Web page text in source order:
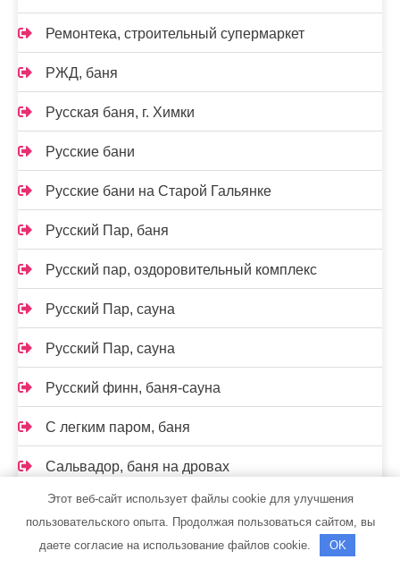
Ремонтека, строительный супермаркет
РЖД, баня
Русская баня, г. Химки
Русские бани
Русские бани на Старой Гальянке
Русский Пар, баня
Русский пар, оздоровительный комплекс
Русский Пар, сауна
Русский Пар, сауна
Русский финн, баня-сауна
С легким паром, баня
Сальвадор, баня на дровах
Салют, сауна
Сауна
Этот веб-сайт использует файлы cookie для улучшения
пользовательского опыта. Продолжая пользоваться сайтом, вы
даете согласие на использование файлов cookie.
OK